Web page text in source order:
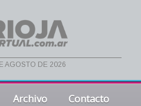
agosto de 2026
Archivo Contacto